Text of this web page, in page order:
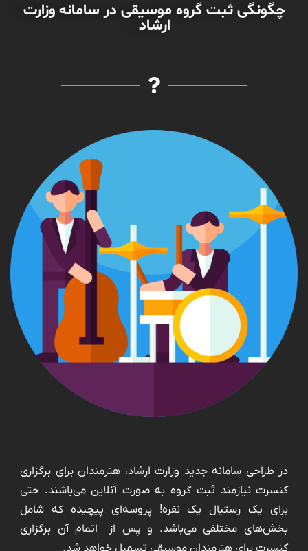
چگونگی ثبت گروه موسیقی در سامانه وزارت
ارشاد
در طراحی سامانه جدید وزارت ارشاد، هنرمندان برای برگزاری
کنسرت نیازمند ثبت گروه به صورت آنلاین می‌باشند. حتی
برای یک رستیال یک نفره! پروسه‌ای پیچیده که شامل
بخش‌های مختلفی می‌باشد. و پس از اتمام آن برگزاری
کنسرت برای هنرمندان موسیقی تسهیل خواهد شد.